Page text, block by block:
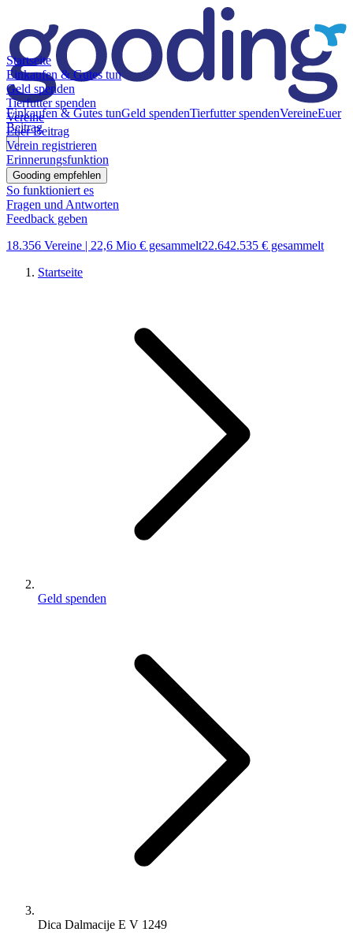
Einkaufen & Gutes tunGeld spendenTierfutter spendenVereineEuer
Beitrag
Startseite
Einkaufen & Gutes tun
Geld spenden
Tierfutter spenden
Vereine
Euer Beitrag
Verein registrieren
Erinnerungsfunktion
Gooding empfehlen
So funktioniert es
Fragen und Antworten
Feedback geben
18.356 Vereine | 22,6 Mio € gesammelt22.642.535 € gesammelt
Startseite
Geld spenden
Dica Dalmacije E V 1249